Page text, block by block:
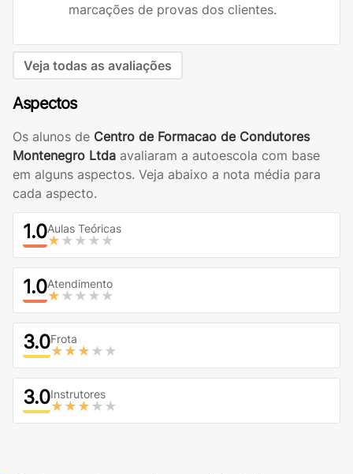
Aspectos
Os alunos de Centro de Formacao de Condutores
Montenegro Ltda avaliaram a autoescola com base
em alguns aspectos. Veja abaixo a nota média para
cada aspecto.
1.0Aulas Teóricas
★ ★★★★
1.0Atendimento
★ ★★★★
3.0Frota
★★★ ★★
3.0Instrutores
★★★ ★★
marcações de provas dos clientes.
Veja todas as avaliações